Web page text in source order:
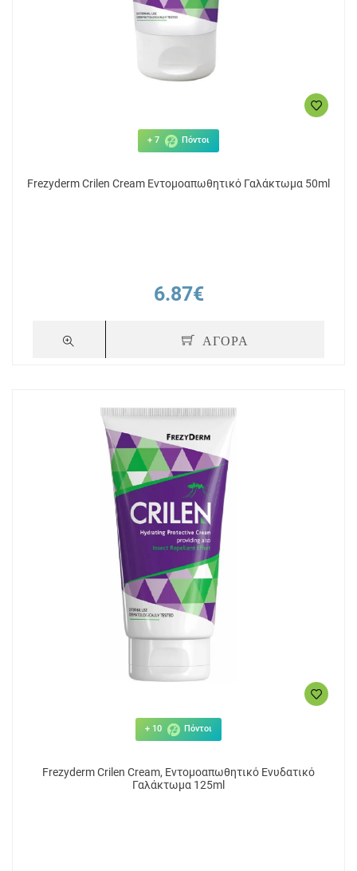
+ 7 Πόντοι
Frezyderm Crilen Cream Εντομοαπωθητικό Γαλάκτωμα 50ml
6.87€
ΑΓΟΡΑ
+ 10 Πόντοι
Frezyderm Crilen Cream, Εντομοαπωθητικό Ενυδατικό
Γαλάκτωμα 125ml